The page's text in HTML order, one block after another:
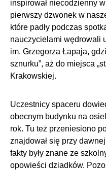
inspirował niecodzienny
pierwszy dzwonek w
które padły podczas
nauczycielami wędrowali
im. Grzegorza Łapaja,
sznurku”, aż do miejsca
Krakowskiej.
Uczestnicy spaceru
obecnym budynku na
rok. Tu też przeniesiono
znajdował się przy
fakty były znane ze
opowieści dziadków.